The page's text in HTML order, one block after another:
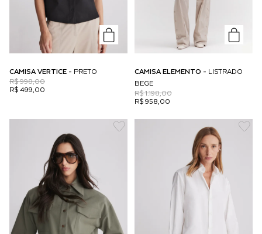
CAMISA VERTICE - PRETO
R$ 499,00
R$ 998,00
CAMISA ELEMENTO - LISTRADO
BEGE
R$ 958,00
R$ 1.198,00